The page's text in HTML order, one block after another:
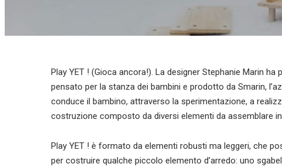
Play YET ! (Gioca ancora!). La designer Stephanie Marin
pensato per la stanza dei bambini e prodotto da Smarin,
conduce il bambino, attraverso la sperimentazione, a
costruzione composto da diversi elementi da assemblare
Play YET ! è formato da elementi robusti ma leggeri, che
per costruire qualche piccolo elemento d’arredo: uno